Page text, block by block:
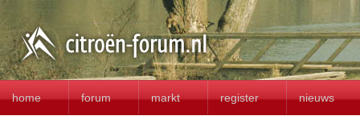
home forum markt register nieuws